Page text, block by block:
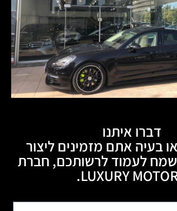
דברו איתנו
בעיה אתם מזמינים ליצור
לעמוד לרשותכם, חברת
LUXURY